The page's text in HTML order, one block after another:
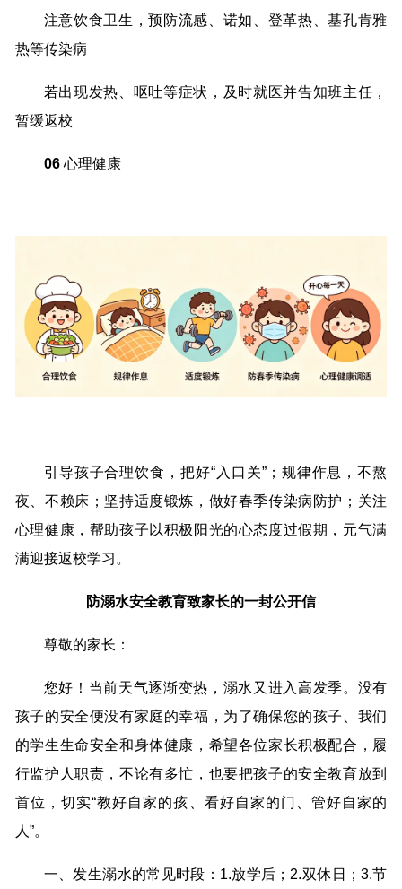
注意饮食卫生，预防流感、诺如、登革热、基孔肯雅
热等传染病
若出现发热、呕吐等症状，及时就医并告知班主任，
暂缓返校
06 心理健康
引导孩子合理饮食，把好“入口关”；规律作息，不熬
夜、不赖床；坚持适度锻炼，做好春季传染病防护；关注
心理健康，帮助孩子以积极阳光的心态度过假期，元气满
满迎接返校学习。
防溺水安全教育致家长的一封公开信
尊敬的家长：
您好！当前天气逐渐变热，溺水又进入高发季。没有
孩子的安全便没有家庭的幸福，为了确保您的孩子、我们
的学生生命安全和身体健康，希望各位家长积极配合，履
行监护人职责，不论有多忙，也要把孩子的安全教育放到
首位，切实“教好自家的孩、看好自家的门、管好自家的
人”。
一、发生溺水的常见时段：1.放学后；2.双休日；3.节